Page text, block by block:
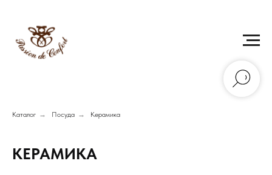
Каталог → Посуда → Керамика
КЕРАМИКА